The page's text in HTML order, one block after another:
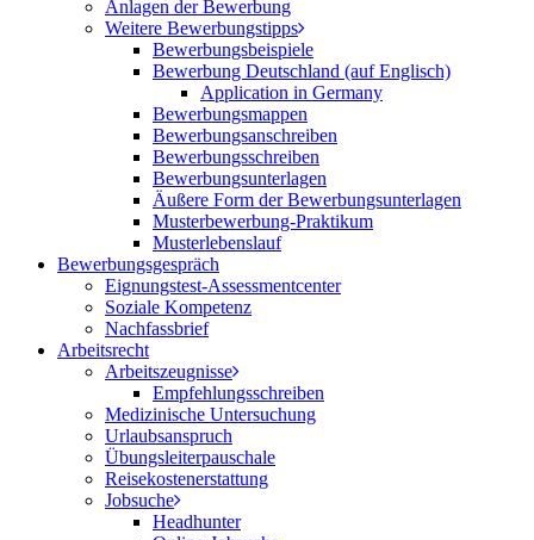
Anlagen der Bewerbung
Weitere Bewerbungstipps
Bewerbungsbeispiele
Bewerbung Deutschland (auf Englisch)
Application in Germany
Bewerbungsmappen
Bewerbungsanschreiben
Bewerbungsschreiben
Bewerbungsunterlagen
Äußere Form der Bewerbungsunterlagen
Musterbewerbung-Praktikum
Musterlebenslauf
Bewerbungsgespräch
Eignungstest-Assessmentcenter
Soziale Kompetenz
Nachfassbrief
Arbeitsrecht
Arbeitszeugnisse
Empfehlungsschreiben
Medizinische Untersuchung
Urlaubsanspruch
Übungsleiterpauschale
Reisekostenerstattung
Jobsuche
Headhunter